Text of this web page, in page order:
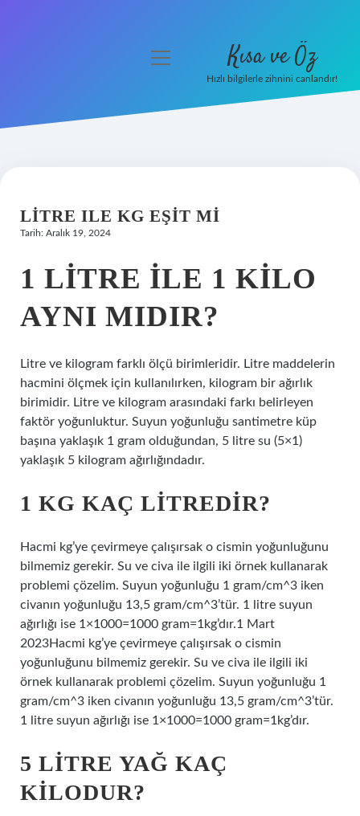
Hakkımızda
menüyü
Kısa ve Öz
Hızlı bilgilerle zihnini canlandır!
LITRE ILE KG EŞIT MI
Tarih: Aralık 19, 2024
1 LITRE ILE 1 KILO
AYNI MIDIR?
Litre ve kilogram farklı ölçü birimleridir. Litre maddelerin
hacmini ölçmek için kullanılırken, kilogram bir ağırlık
birimidir. Litre ve kilogram arasındaki farkı belirleyen
faktör yoğunluktur. Suyun yoğunluğu santimetre küp
başına yaklaşık 1 gram olduğundan, 5 litre su (5×1)
yaklaşık 5 kilogram ağırlığındadır.
1 KG KAÇ LITREDIR?
Hacmi kg’ye çevirmeye çalışırsak o cismin yoğunluğunu
bilmemiz gerekir. Su ve civa ile ilgili iki örnek kullanarak
problemi çözelim. Suyun yoğunluğu 1 gram/cm^3 iken
civanın yoğunluğu 13,5 gram/cm^3’tür. 1 litre suyun
ağırlığı ise 1×1000=1000 gram=1kg’dır.1 Mart
2023Hacmi kg’ye çevirmeye çalışırsak o cismin
yoğunluğunu bilmemiz gerekir. Su ve civa ile ilgili iki
örnek kullanarak problemi çözelim. Suyun yoğunluğu 1
gram/cm^3 iken civanın yoğunluğu 13,5 gram/cm^3’tür.
1 litre suyun ağırlığı ise 1×1000=1000 gram=1kg’dır.
5 LITRE YAĞ KAÇ
KILODUR?